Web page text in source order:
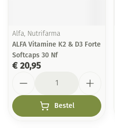
Alfa, Nutrifarma
ALFA Vitamine K2 & D3 Forte
Softcaps 30 Nf
€ 20,95
Bestel